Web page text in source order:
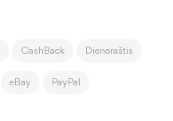
CashBack Dienoraštis
eBay PayPal